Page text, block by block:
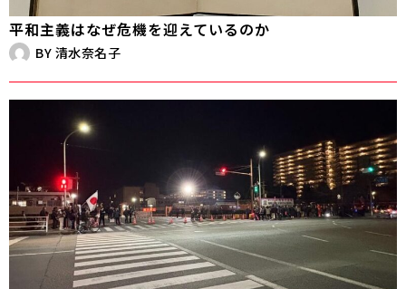
平和主義はなぜ危機を迎えているのか
BY 清水奈名子